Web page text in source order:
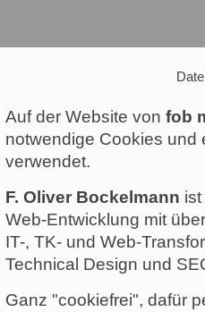
Auf der Website von fob
notwendige Cookies und
verwendet.
F. Oliver Bockelmann
Web-Entwicklung mit
IT-, TK- und Web-
Technical Design und
Ganz "cookiefrei", dafür